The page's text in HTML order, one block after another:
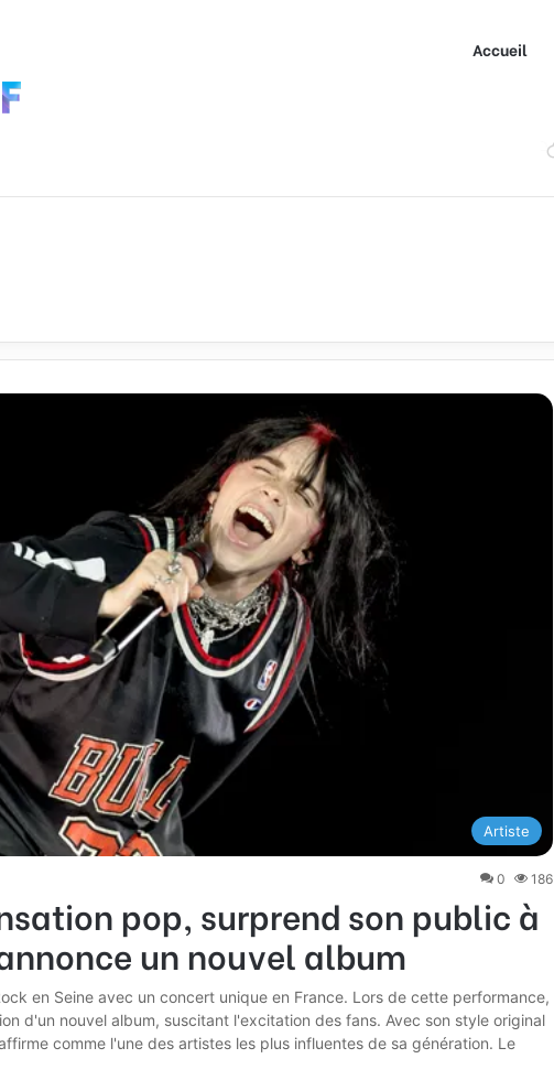
Accueil
Artiste
0 186
pop, surprend son public à
un nouvel album
en Seine avec un concert unique en France. Lors de cette performance,
d'un nouvel album, suscitant l'excitation des fans. Avec son style original
comme l'une des artistes les plus influentes de sa génération. Le